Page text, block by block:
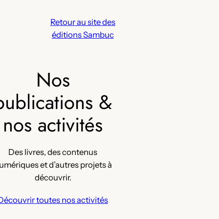
Retour au site des
éditions Sambuc
Nos
&
nos activités
Des livres, des contenus
et d’autres projets à
découvrir.
toutes nos activités